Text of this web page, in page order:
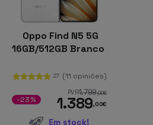
Oppo Find N5 5G
16GB/512GB Branco
27 (11 opiniões)
PVR1.799,00€
1.389,00€
-23%
Em stock!